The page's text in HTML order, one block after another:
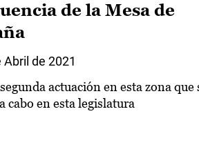
de la Mesa de
Abril de 2021
actuación en esta zona que
cabo en esta legislatura